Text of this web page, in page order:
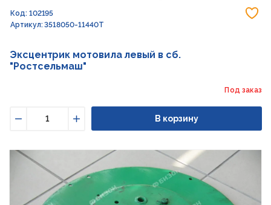
Код: 102195
Артикул: 3518050-11440Т
Эксцентрик мотовила левый в сб.
"Ростсельмаш"
Под заказ
Увеличить
В корзину